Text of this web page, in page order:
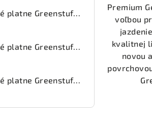
Predné brzdové platne Greenstuff 2000 (DP21133)
Predné brzdové platne Greenstuff 2000 (DP2800)
Predné brzdové platne Greenstuff 2000 (DP22225)
Premium
voľbou
kvalitnej
novou